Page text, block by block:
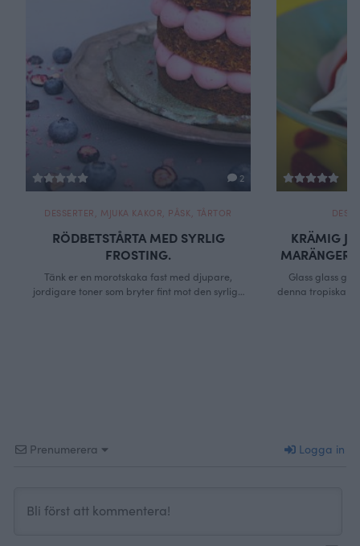
2
DESSERTER MJUKA KAKOR PÅSK TÅRTOR
RÖDBETSTÅRTA MED SYRLIG
FROSTING.
Tänk er en morotskaka fast med djupare,
jordigare toner som bryter fint mot den syrliga
KRÄMIG
MARÄNGER
Glass glass
denna tropiska
Prenumerera Logga in